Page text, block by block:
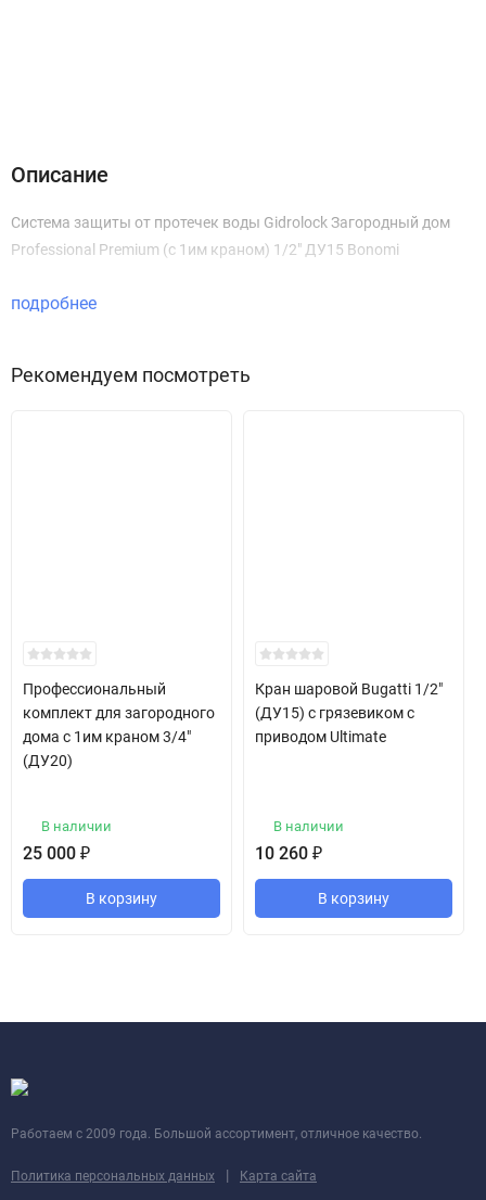
Описание
Система защиты от протечек воды Gidrolock Загородный дом
Professional Premium (c 1им краном) 1/2" ДУ15 Bonomi
подробнее
Рекомендуем посмотреть
Профессиональный
комплект для загородного
дома с 1им краном 3/4"
(ДУ20)
В наличии
25 000 ₽
В корзину
Кран шаровой Bugatti 1/2"
(ДУ15) с грязевиком с
приводом Ultimate
В наличии
10 260 ₽
В корзину
Работаем с 2009 года. Большой ассортимент, отличное качество.
Политика персональных данных | Карта сайта